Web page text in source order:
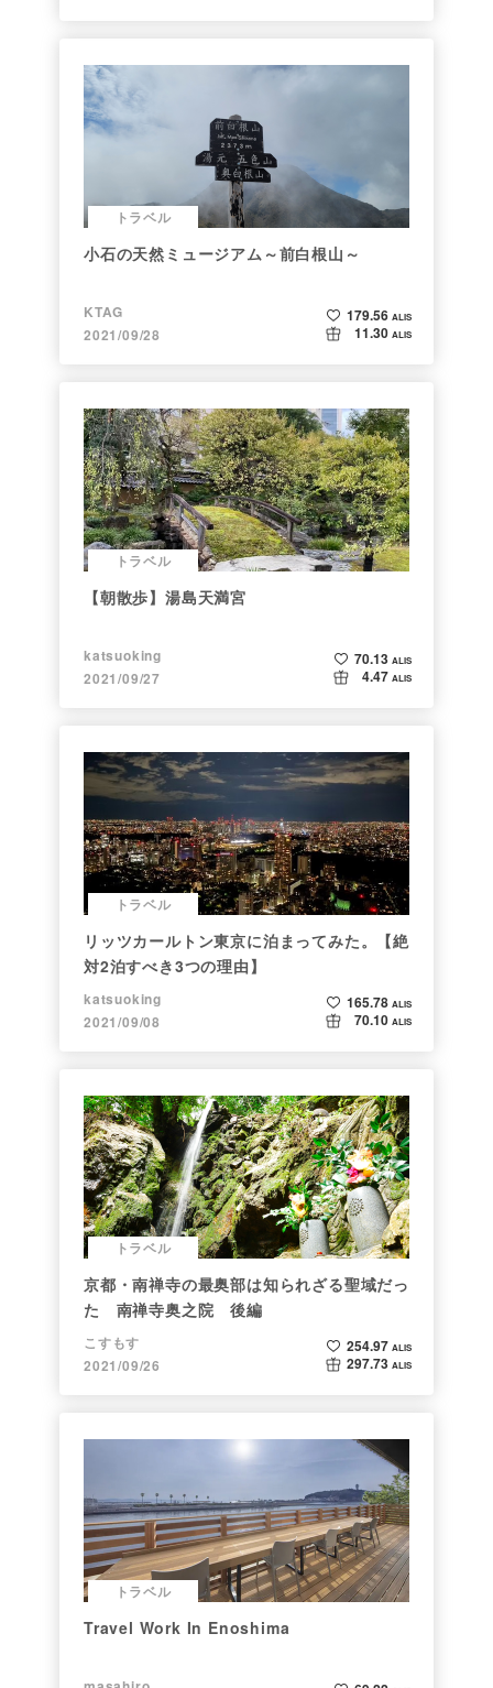
トラベル
小石の天然ミュージアム～前白根山～
KTAG
2021/09/28
179.56 ALIS
11.30 ALIS
トラベル
【朝散歩】湯島天満宮
katsuoking
2021/09/27
70.13 ALIS
4.47 ALIS
トラベル
リッツカールトン東京に泊まってみた。【絶
対2泊すべき3つの理由】
katsuoking
2021/09/08
165.78 ALIS
70.10 ALIS
トラベル
京都・南禅寺の最奥部は知られざる聖域だっ
た 南禅寺奥之院 後編
こすもす
2021/09/26
254.97 ALIS
297.73 ALIS
トラベル
Travel Work In Enoshima